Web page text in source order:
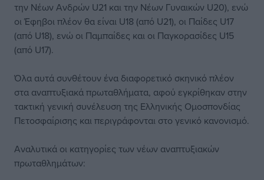
την Νέων Ανδρών U21 και την Νέων Γυναικών U20), ενώ
οι Έφηβοι πλέον θα είναι U18 (από U21), οι Παίδες U17
(από U18), ενώ οι Παμπαίδες και οι Παγκορασίδες U15
(από U17).
Όλα αυτά συνθέτουν ένα διαφορετικό σκηνικό πλέον
στα αναπτυξιακά πρωταθλήματα, αφού εγκρίθηκαν στην
τακτική γενική συνέλευση της Ελληνικής Ομοσπονδίας
Πετοσφαίρισης και περιγράφονται στο γενικό κανονισμό.
Αναλυτικά οι κατηγορίες των νέων αναπτυξιακών
πρωταθλημάτων: